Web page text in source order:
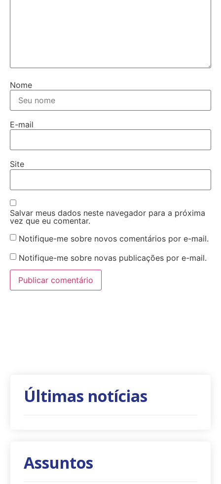
Nome
E-mail
Site
Salvar meus dados neste navegador para a próxima
vez que eu comentar.
Notifique-me sobre novos comentários por e-mail.
Notifique-me sobre novas publicações por e-mail.
Últimas notícias
Assuntos